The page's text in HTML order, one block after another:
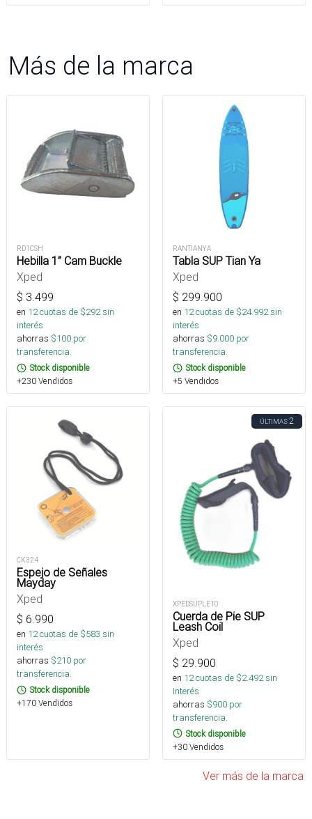
Más de la marca
RD1CSH
Hebilla 1” Cam Buckle
Xped
$ 3.499
en 12cuotas de $292sin
interés
ahorras $100 por
transferencia.
Stock disponible
+230 Vendidos
RANTIANYA
Tabla SUP Tian Ya
Xped
$ 299.900
en 12cuotas de $24.992sin
interés
ahorras $9.000 por
transferencia.
Stock disponible
+5 Vendidos
CK324
Espejo de Señales
Mayday
Xped
$ 6.990
en 12cuotas de $583 sin
interés
ahorras $210 por
transferencia.
Stock disponible
+170 Vendidos
ÚLTIMAS2
XPEDSUPLE10
Cuerda de Pie SUP
Leash Coil
Xped
$ 29.900
en 12cuotas de $2.492sin
interés
ahorras $900 por
transferencia.
Stock disponible
+30 Vendidos
Ver más de la marca